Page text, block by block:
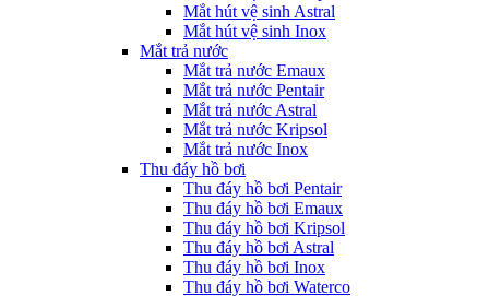
Mắt hút vệ sinh Astral
Mắt hút vệ sinh Inox
Mắt trả nước
Mắt trả nước Emaux
Mắt trả nước Pentair
Mắt trả nước Astral
Mắt trả nước Kripsol
Mắt trả nước Inox
Thu đáy hồ bơi
Thu đáy hồ bơi Pentair
Thu đáy hồ bơi Emaux
Thu đáy hồ bơi Kripsol
Thu đáy hồ bơi Astral
Thu đáy hồ bơi Inox
Thu đáy hồ bơi Waterco